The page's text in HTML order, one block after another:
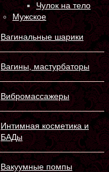
Чулок на тело
Мужское
Вагинальные шарики
Вагины, мастурбаторы
Вибромассажеры
Интимная косметика и
БАДы
Вакуумные помпы